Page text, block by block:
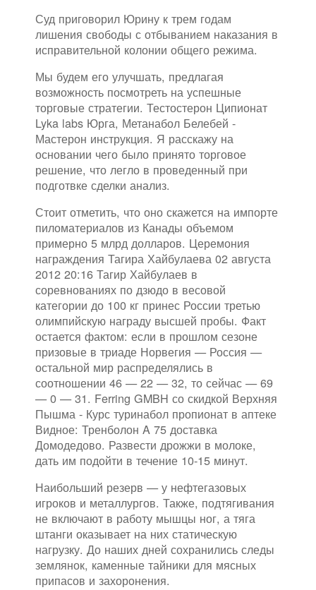
Суд приговорил Юрину к трем годам
лишения свободы с отбыванием наказания в
исправительной колонии общего режима.
Мы будем его улучшать, предлагая
возможность посмотреть на успешные
торговые стратегии. Тестостерон Ципионат
Lyka labs Юрга, Метанабол Белебей -
Мастерон инструкция. Я расскажу на
основании чего было принято торговое
решение, что легло в проведенный при
подготвке сделки анализ.
Стоит отметить, что оно скажется на импорте
пиломатериалов из Канады объемом
примерно 5 млрд долларов. Церемония
награждения Тагира Хайбулаева 02 августа
2012 20:16 Тагир Хайбулаев в
соревнованиях по дзюдо в весовой
категории до 100 кг принес России третью
олимпийскую награду высшей пробы. Факт
остается фактом: если в прошлом сезоне
призовые в триаде Норвегия — Россия —
остальной мир распределялись в
соотношении 46 — 22 — 32, то сейчас — 69
— 0 — 31. Ferring GMBH со скидкой Верхняя
Пышма - Курс туринабол пропионат в аптеке
Видное: Тренболон A 75 доставка
Домодедово. Развести дрожжи в молоке,
дать им подойти в течение 10-15 минут.
Наибольший резерв — у нефтегазовых
игроков и металлургов. Также, подтягивания
не включают в работу мышцы ног, а тяга
штанги оказывает на них статическую
нагрузку. До наших дней сохранились следы
землянок, каменные тайники для мясных
припасов и захоронения.